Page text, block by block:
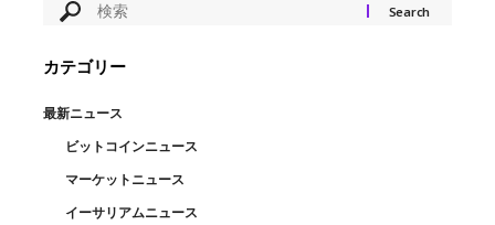
カテゴリー
最新ニュース
ビットコインニュース
マーケットニュース
イーサリアムニュース